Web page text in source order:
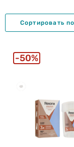
Сортировать
50%